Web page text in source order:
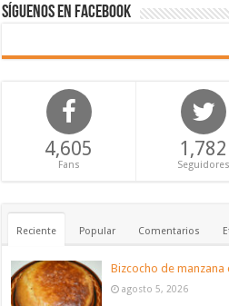
Síguenos en Facebook
4,605
Fans
1,782
Seguidores
Reciente Popular Comentarios
Bizcocho de manzana
agosto 5, 2026